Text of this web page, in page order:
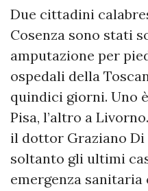
Due cittadini
Cosenza sono stati
amputazione per
ospedali della
quindici giorni. Uno
Pisa, l’altro a
il dottor Graziano Di
soltanto gli ultimi
emergenza sanitaria